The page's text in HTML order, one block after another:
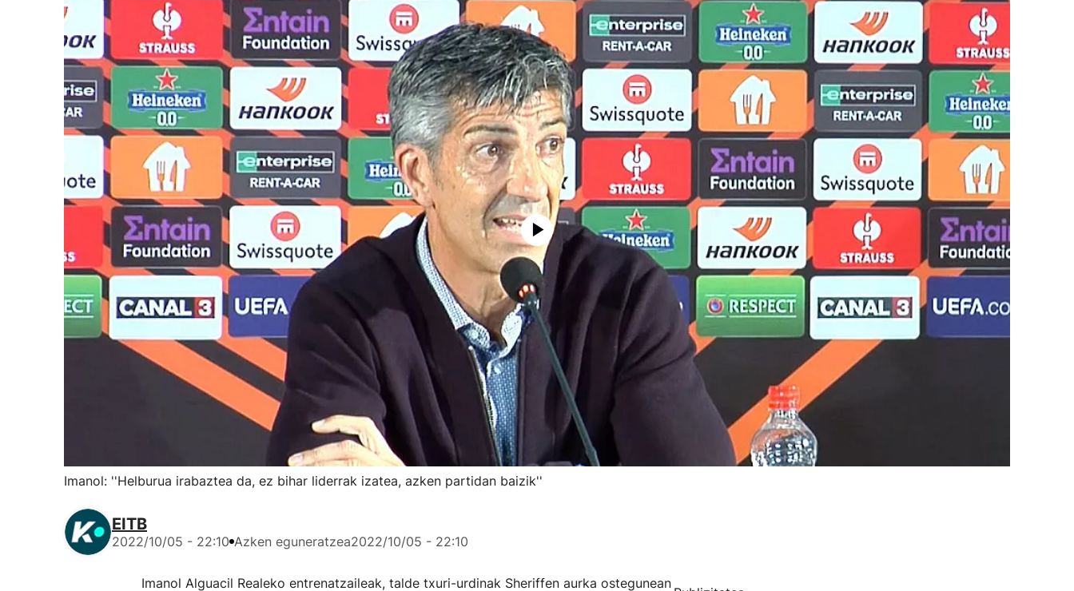
Imanol: ''Helburua irabaztea da, ez bihar liderrak izatea, azken partidan baizik''
EITB
2022/10/05 - 22:10 Azken eguneratzea2022/10/05 - 22:10
Imanol Alguacil Realeko entrenatzaileak, talde txuri-urdinak Sheriffen aurka ostegunean